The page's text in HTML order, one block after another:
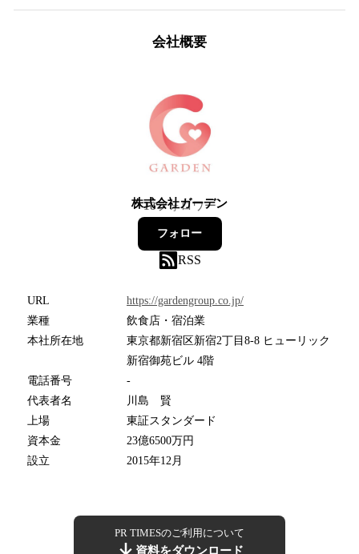
会社概要
株式会社ガーデン
18フォロワー
フォロー
RSS
URL
https://gardengroup.co.jp/
業種
飲食店・宿泊業
本社所在地
東京都新宿区新宿2丁目8-8 ヒューリック
新宿御苑ビル 4階
電話番号
-
代表者名
川島 賢
上場
東証スタンダード
資本金
23億6500万円
設立
2015年12月
PR TIMESのご利用について
資料をダウンロード